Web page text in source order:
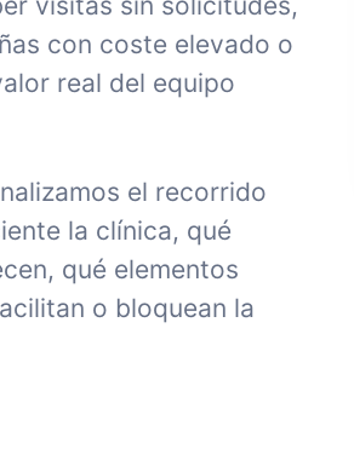
con coste elevado o
real del equipo
el recorrido
la clínica, qué
qué elementos
o bloquean la